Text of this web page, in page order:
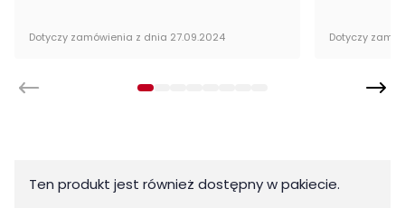
Wykonanie
płyta laminowana
Dotyczy zamówienia z dnia 27.09.2024 Dotyczy
Ten produkt jest również dostępny w pakiecie.